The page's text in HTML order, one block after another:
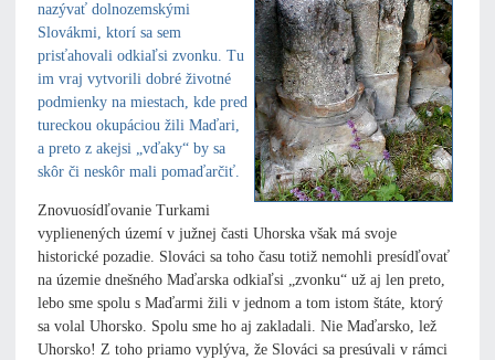
nazývať dolnozemskými
Slovákmi, ktorí sa sem
prisťahovali odkiaľsi zvonku. Tu
im vraj vytvorili dobré životné
podmienky na miestach, kde pred
tureckou okupáciou žili Maďari,
a preto z akejsi „vďaky“ by sa
skôr či neskôr mali pomaďarčiť.
Znovuosídľovanie Turkami
vyplienených území v južnej časti Uhorska však má svoje
historické pozadie. Slováci sa toho času totiž nemohli presídľovať
na územie dnešného Maďarska odkiaľsi „zvonku“ už aj len preto,
lebo sme spolu s Maďarmi žili v jednom a tom istom štáte, ktorý
sa volal Uhorsko. Spolu sme ho aj zakladali. Nie Maďarsko, lež
Uhorsko! Z toho priamo vyplýva, že Slováci sa presúvali v rámci